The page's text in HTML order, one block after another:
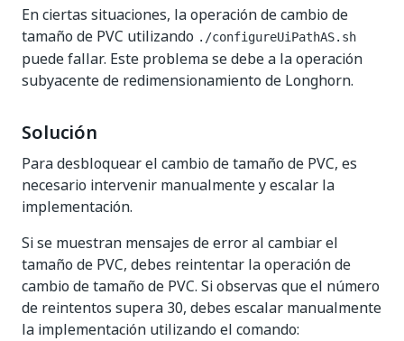
En ciertas situaciones, la operación de cambio de
tamaño de PVC utilizando ./configureUiPathAS.sh
puede fallar. Este problema se debe a la operación
subyacente de redimensionamiento de Longhorn.
Solución
Para desbloquear el cambio de tamaño de PVC, es
necesario intervenir manualmente y escalar la
implementación.
Si se muestran mensajes de error al cambiar el
tamaño de PVC, debes reintentar la operación de
cambio de tamaño de PVC. Si observas que el número
de reintentos supera 30, debes escalar manualmente
la implementación utilizando el comando: